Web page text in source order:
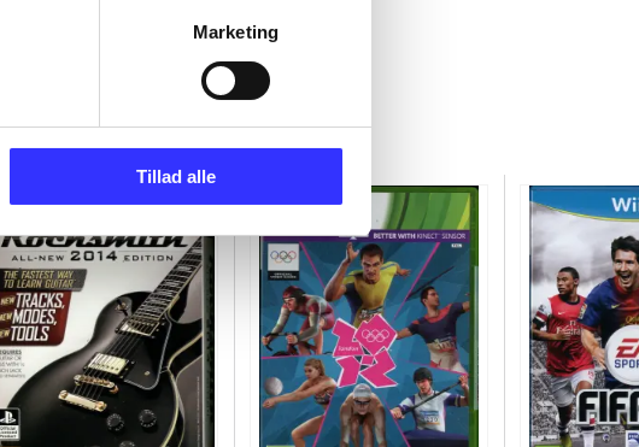
Marketing
Tillad alle